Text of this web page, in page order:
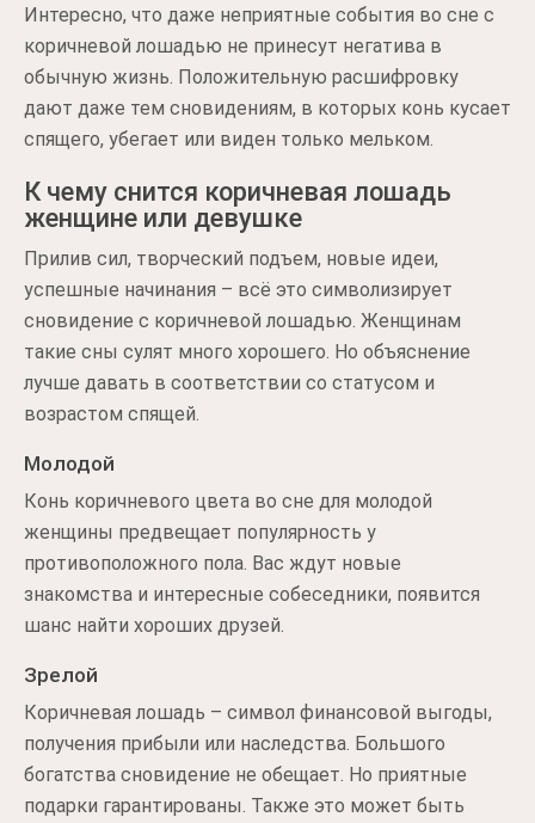
Интересно, что даже неприятные события во сне с
коричневой лошадью не принесут негатива в
обычную жизнь. Положительную расшифровку
дают даже тем сновидениям, в которых конь кусает
спящего, убегает или виден только мельком.
К чему снится коричневая лошадь
женщине или девушке
Прилив сил, творческий подъем, новые идеи,
успешные начинания – всё это символизирует
сновидение с коричневой лошадью. Женщинам
такие сны сулят много хорошего. Но объяснение
лучше давать в соответствии со статусом и
возрастом спящей.
Молодой
Конь коричневого цвета во сне для молодой
женщины предвещает популярность у
противоположного пола. Вас ждут новые
знакомства и интересные собеседники, появится
шанс найти хороших друзей.
Зрелой
Коричневая лошадь – символ финансовой выгоды,
получения прибыли или наследства. Большого
богатства сновидение не обещает. Но приятные
подарки гарантированы. Также это может быть